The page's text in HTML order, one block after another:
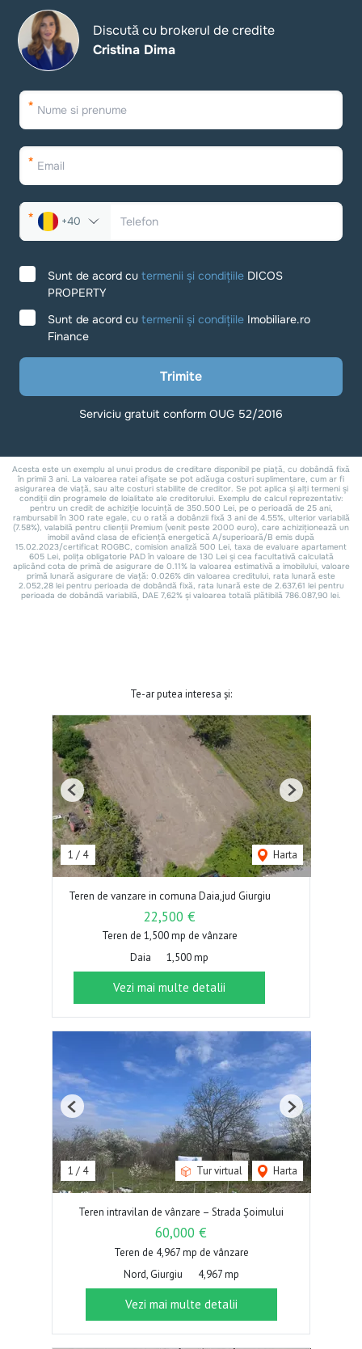
Te-ar putea interesa și:
1 / 4 Harta
Previous Next
Teren de vanzare in comuna Daia,jud Giurgiu
22,500 €
Teren de 1,500 mp de vânzare
Daia
1,500 mp
Vezi mai multe detalii
1 / 4 Tur virtual Harta
Previous Next
Teren intravilan de vânzare – Strada Șoimului
60,000 €
Teren de 4,967 mp de vânzare
Nord, Giurgiu
4,967 mp
Vezi mai multe detalii